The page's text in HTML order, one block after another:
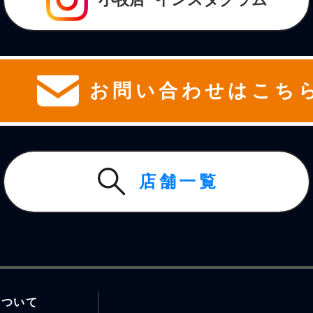
お問い合わせはこち
店舗一覧
いて